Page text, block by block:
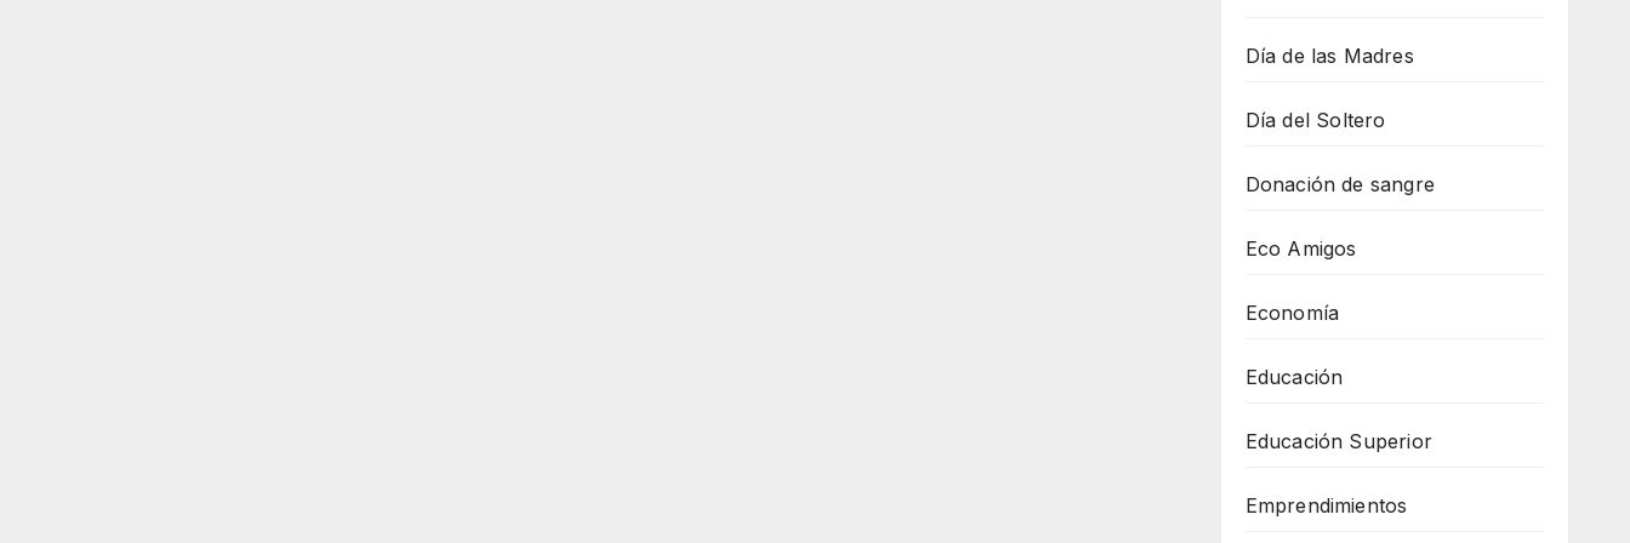
Día de las Madres
Día del Soltero
Donación de sangre
Eco Amigos
Economía
Educación
Educación Superior
Emprendimientos